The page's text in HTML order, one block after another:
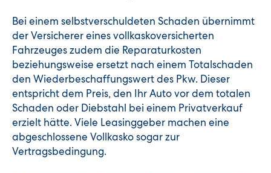
Bei einem selbstverschuldeten Schaden übernimmt
der Versicherer eines vollkaskoversicherten
Fahrzeuges zudem die Reparaturkosten
beziehungsweise ersetzt nach einem Totalschaden
den Wiederbeschaffungswert des Pkw. Dieser
entspricht dem Preis, den Ihr Auto vor dem totalen
Schaden oder Diebstahl bei einem Privatverkauf
erzielt hätte. Viele Leasinggeber machen eine
abgeschlossene Vollkasko sogar zur
Vertragsbedingung.